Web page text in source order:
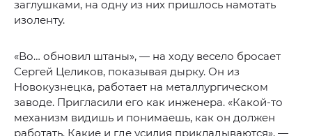
заглушками, на одну из них пришлось намотать
изоленту.
«Во… обновил штаны», — на ходу весело бросает
Сергей Целиков, показывая дырку. Он из
Новокузнецка, работает на металлургическом
заводе. Пригласили его как инженера. «Какой-то
механизм видишь и понимаешь, как он должен
работать. Какие и где усилия прикладываются», —